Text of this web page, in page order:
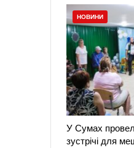
НОВИНИ
У Сумах
зустрічі для